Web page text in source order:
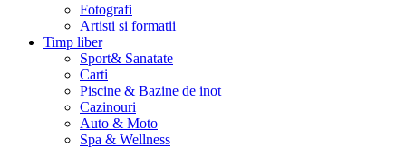
Fotografi
Artisti si formatii
Timp liber
Sport& Sanatate
Carti
Piscine & Bazine de inot
Cazinouri
Auto & Moto
Spa & Wellness